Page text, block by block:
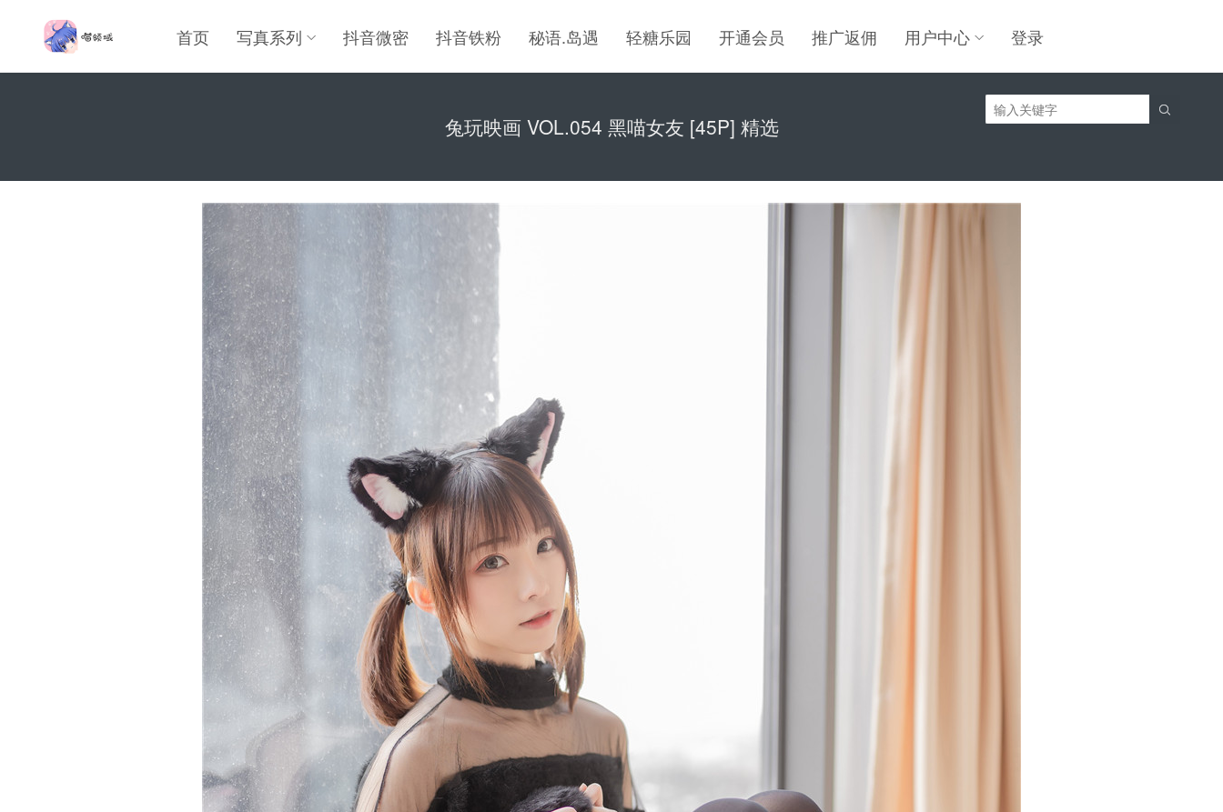
首页 写真系列 抖音微密 抖音铁粉 秘语.岛遇 轻糖乐园 开通会员 推广返佣 用户中心 登录

兔玩映画 VOL.054 黑喵女友 [45P] 精选